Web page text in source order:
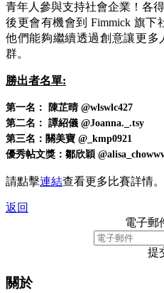
青年人參與支持社會企業！各
後更會有機會到 Fimmick 旗
他們能夠繼續透過創意讓更
群。
勝出者名單:
第一名： 陳芷晴 @wlswlc427
第二名： 譚紹儀 @Joanna._.tsy
第三名：關美寶 @_kmp0921
優秀帖文獎：鄒欣穎
請點擊連結查看更多比賽詳情。
返回
電子郵
提
關於